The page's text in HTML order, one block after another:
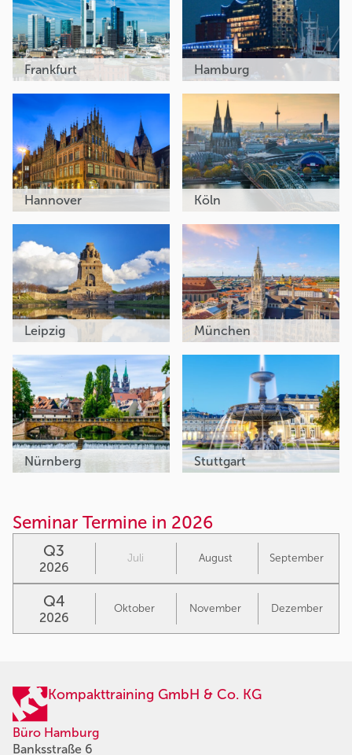
Frankfurt Hamburg
Hannover Köln
Leipzig München
Nürnberg Stuttgart
Seminar Termine in 2026
Q3
2026
Juli August September
Q4
2026
Oktober November Dezember
Kompakttraining GmbH & Co. KG
Büro Hamburg
Banksstraße 6